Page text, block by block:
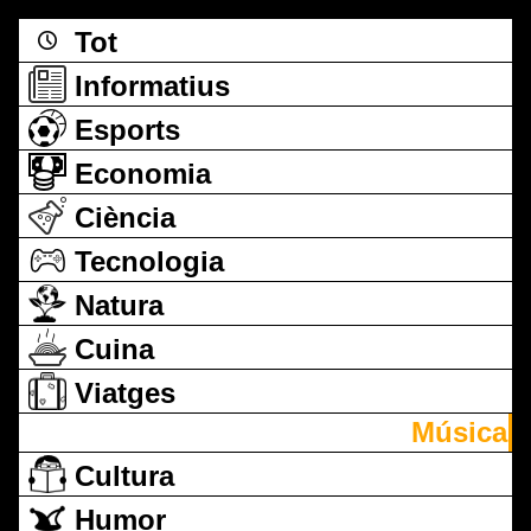
Tot
Informatius
Esports
Economia
Ciència
Tecnologia
Natura
Cuina
Viatges
Música
Cultura
Humor